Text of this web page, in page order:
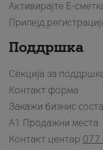
Активирајте Е-
Припејд
Поддршка
Секција за
Контакт форма
Закажи бизнис
A1 Продажни места
Контакт центар 077